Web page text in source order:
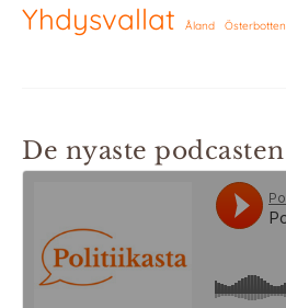
Yhdysvallat Åland Österbotten
De nyaste podcasten